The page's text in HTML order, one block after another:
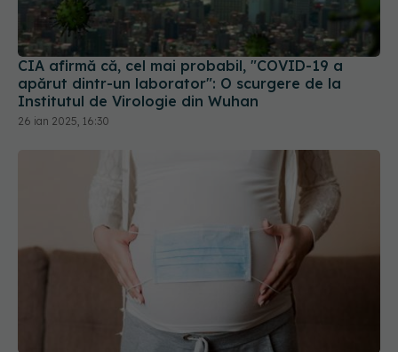
CIA afirmă că, cel mai probabil, "COVID-19 a
apărut dintr-un laborator": O scurgere de la
Institutul de Virologie din Wuhan
26 ian 2025, 16:30